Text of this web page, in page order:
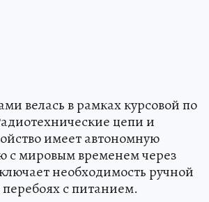
велась в рамках курсовой по
цепи и
имеет автономную
с мировым временем через
необходимость ручной
с питанием.